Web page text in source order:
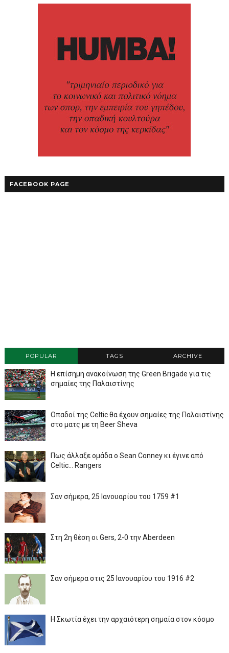
FACEBOOK PAGE
POPULAR TAGS ARCHIVE
Η επίσημη ανακοίνωση της Green Brigade για τις
σημαίες της Παλαιστίνης
Οπαδοί της Celtic θα έχουν σημαίες της Παλαιστίνης
στο ματς με τη Beer Sheva
Πως άλλαξε ομάδα ο Sean Conney κι έγινε από
Celtic... Rangers
Σαν σήμερα, 25 Ιανουαρίου του 1759 #1
Στη 2η θέση οι Gers, 2-0 την Aberdeen
Σαν σήμερα στις 25 Ιανουαρίου του 1916 #2
Η Σκωτία έχει την αρχαιότερη σημαία στον κόσμο